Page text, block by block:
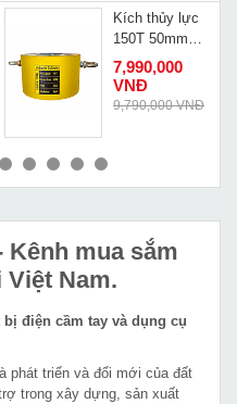
MUA NGAY
Kích thủy lực
150T 50mm
Changyou
RSC-15050
7,990,000
VNĐ
9,790,000 VNĐ
Kênh mua sắm
Nam.
điện cầm tay và dụng cụ
phát triển và đổi mới của đất
trong xây dựng, sản xuất